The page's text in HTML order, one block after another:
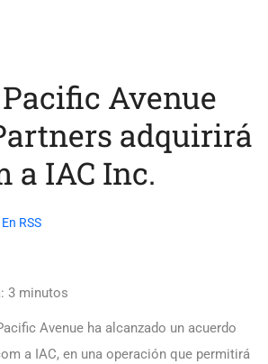
Avenue
adquirirá
a IAC Inc.
RSS
3 minutos
Avenue ha alcanzado un acuerdo
a IAC, en una operación que permitirá